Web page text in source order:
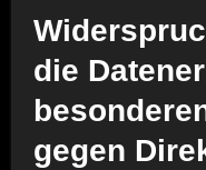
die
gegen